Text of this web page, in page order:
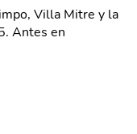
Villa Mitre y la
Antes en